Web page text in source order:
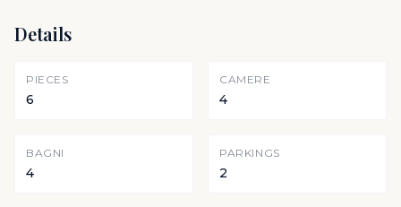
Details
PIECES
6
CAMERE
4
BAGNI
4
PARKINGS
2